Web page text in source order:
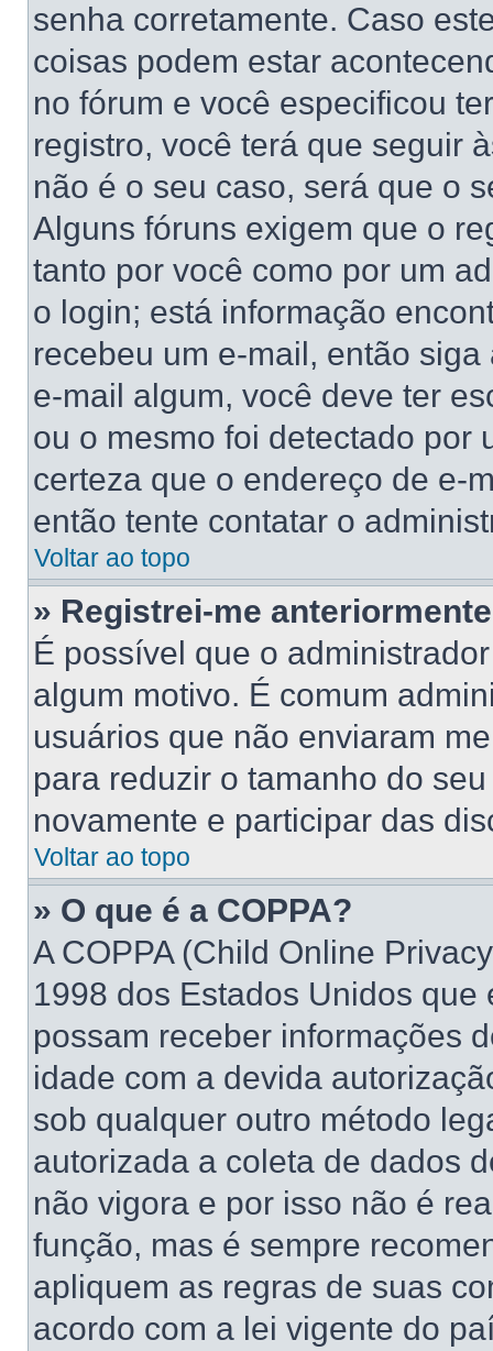
senha corretamente. Caso
coisas podem estar
no fórum e você especificou
registro, você terá que seguir
não é o seu caso, será que o
Alguns fóruns exigem que o
tanto por você como por um
o login; está informação
recebeu um e-mail, então
e-mail algum, você deve ter
ou o mesmo foi detectado por
certeza que o endereço de e-
então tente contatar o
Voltar ao topo
» Registrei-me
É possível que o
algum motivo. É comum
usuários que não enviaram
para reduzir o tamanho do
novamente e participar das
Voltar ao topo
» O que é a COPPA?
A COPPA (Child Online
1998 dos Estados Unidos
possam receber informações
idade com a devida
sob qualquer outro método
autorizada a coleta de dados
não vigora e por isso não é
função, mas é sempre
apliquem as regras de suas
acordo com a lei vigente do